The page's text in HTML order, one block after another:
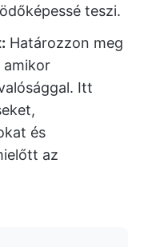
teszi.
Határozzon meg
amikor
Itt
és
az